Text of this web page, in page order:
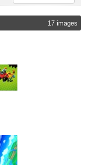
17 images